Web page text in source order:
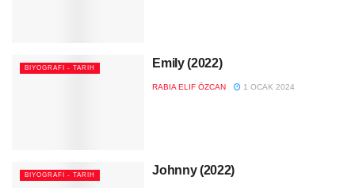
BIYOGRAFI - TARIH Emily (2022)
RABIA ELIF ÖZCAN 1 OCAK 2024
BIYOGRAFI - TARIH Johnny (2022)